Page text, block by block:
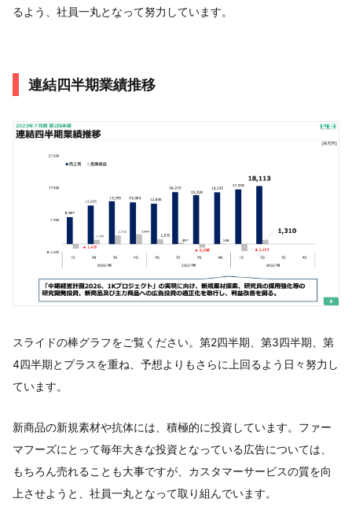
るよう、社員一丸となって努力しています。
連結四半期業績推移
スライドの棒グラフをご覧ください。第2四半期、第3四半期、第
4四半期とプラスを重ね、予想よりもさらに上回るよう日々努力し
ています。
新商品の新規素材や抗体には、積極的に投資しています。ファー
マフーズにとって毎年大きな投資となっている広告については、
もちろん売れることも大事ですが、カスタマーサービスの質を向
上させようと、社員一丸となって取り組んでいます。